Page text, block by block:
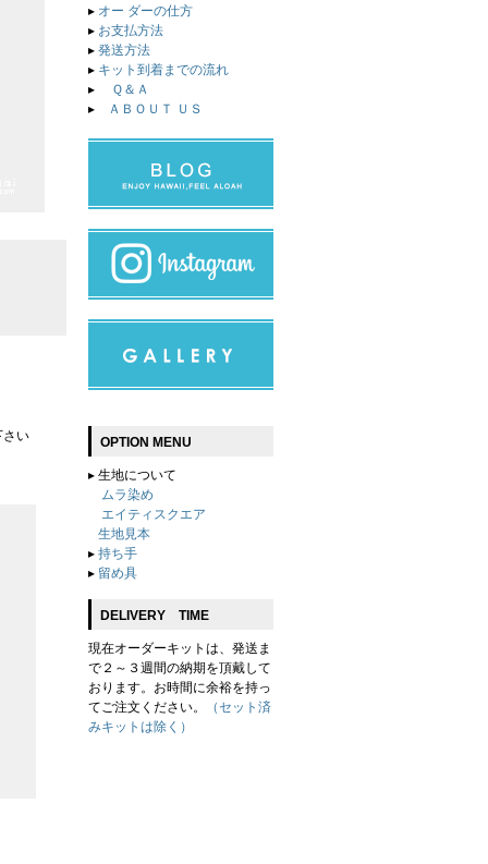
さい
▸ オー ダーの仕方
▸ お支払方法
▸ 発送方法
▸ キット到着までの流れ
▸
Ｑ＆Ａ
▸
ＡＢＯＵＴ ＵＳ
OPTION MENU
▸ 生地について
ムラ染め
エイティスクエア
生地見本
▸ 持ち手
▸ 留め具
DELIVERY TIME
現在オーダーキットは、発送ま
で２～３週間の納期を頂戴して
おります。お時間に余裕を持っ
てご注文ください。
（セット済
みキットは除く）